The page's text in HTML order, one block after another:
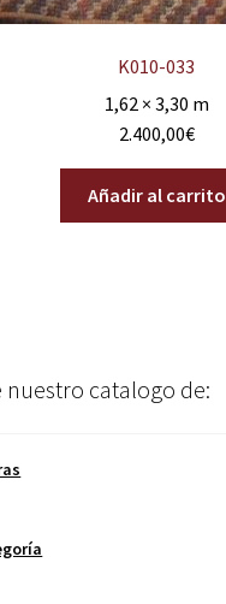
K010-033
1,62 × 3,30 m
2.400,00€
Añadir al carrito
nuestro catalogo de: